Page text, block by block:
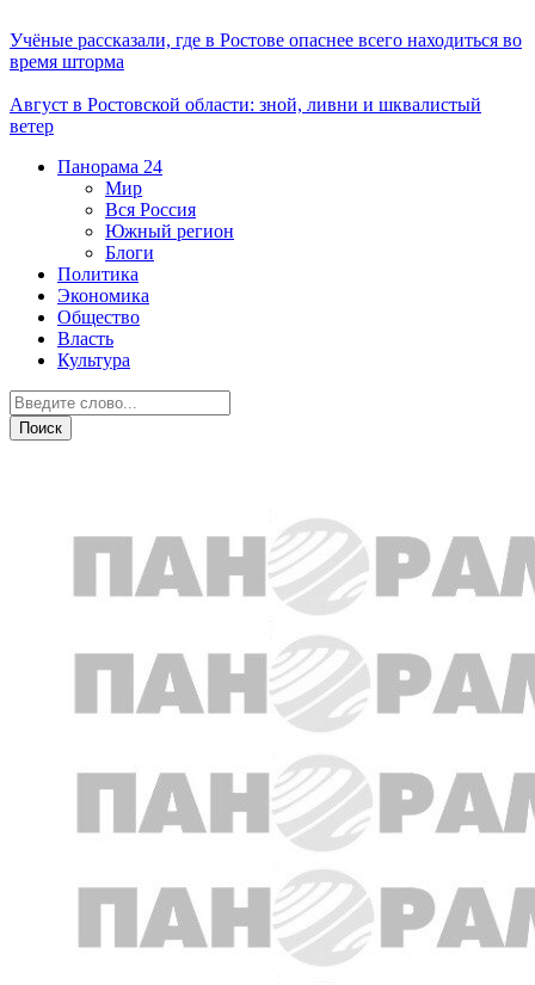
Учёные рассказали, где в Ростове опаснее всего находиться во
время шторма
Август в Ростовской области: зной, ливни и шквалистый
ветер
Панорама 24
Мир
Вся Россия
Южный регион
Блоги
Политика
Экономика
Общество
Власть
Культура